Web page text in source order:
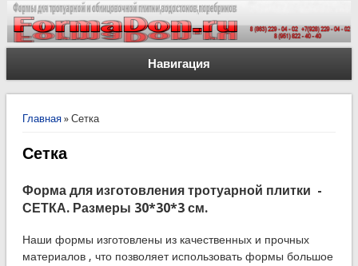
Навигация
Вы здесь
Главная» Сетка
Сетка
Форма для изготовления тротуарной плитки -
СЕТКА. Размеры 30*30*3 см.
Наши формы изготовлены из качественных и прочных
материалов , что позволяет использовать формы большое